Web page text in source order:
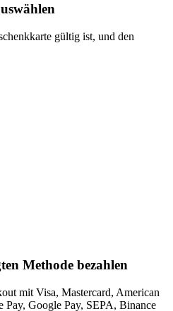
gültig ist, und den
Methode bezahlen
mit Visa, Mastercard, American
Pay, Google Pay, SEPA, Binance